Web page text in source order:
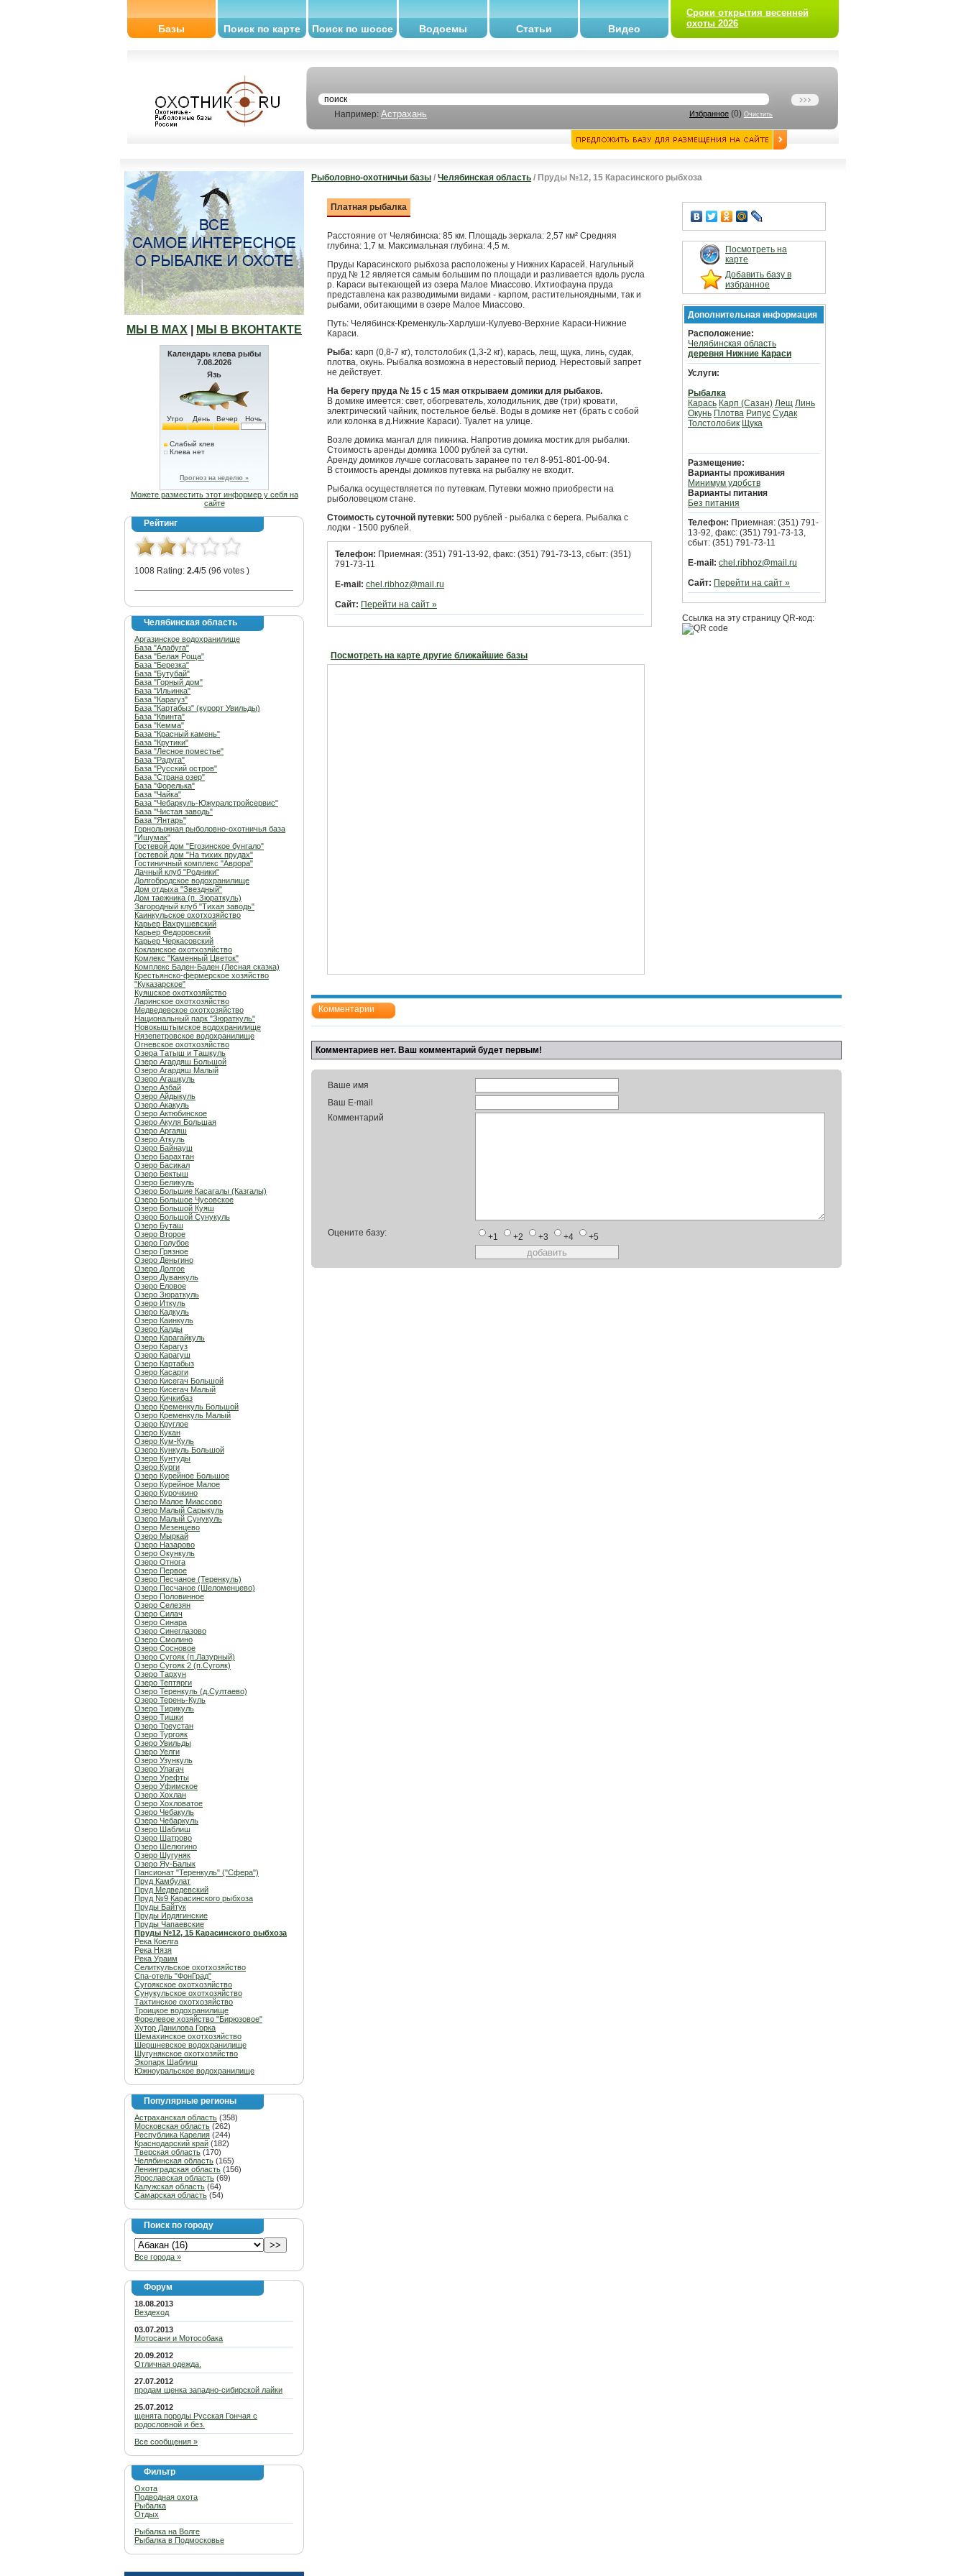
Базы Поиск по карте Поиск по шоссе Водоемы Статьи Видео
Сроки открытия весенней
охоты 2026
Например: Астрахань Избранное (0) Очистить
МЫ В МАХ МЫ В ВКОНТАКТЕ
Календарь клева рыбы
7.08.2026
Язь
Утро День Вечер Ночь
Слабый клев
Клева нет
Прогноз на неделю »
Можете разместить этот информер у себя на
сайте
Рейтинг
1008 Rating: 2.4/5 (96 votes )
Челябинская область
Аргазинское водохранилище
База "Алабуга"
База "Белая Роща"
База "Березка"
База "Бутубай"
База "Горный дом"
База "Ильинка"
База "Карагуз"
База "Картабыз" (курорт Увильды)
База "Квинта"
База "Кемма"
База "Красный камень"
База "Крутики"
База "Лесное поместье"
База "Радуга"
База "Русский остров"
База "Страна озер"
База "Форелька"
База "Чайка"
База "Чебаркуль-Южуралстройсервис"
База "Чистая заводь"
База "Янтарь"
Горнолыжная рыболовно-охотничья база
"Ишумак"
Гостевой дом "Егозинское бунгало"
Гостевой дом "На тихих прудах"
Гостиничный комплекс "Аврора"
Дачный клуб "Родники"
Долгобродское водохранилище
Дом отдыха "Звездный"
Дом таежника (п. Зюраткуль)
Загородный клуб "Тихая заводь"
Каинкульское охотхозяйство
Карьер Вахрушевский
Карьер Федоровский
Карьер Черкасовский
Кокланское охотхозяйство
Комлекс "Каменный Цветок"
Комплекс Баден-Баден (Лесная сказка)
Крестьянско-фермерское хозяйство
"Куказарское"
Куяшское охотхозяйство
Ларинское охотхозяйство
Медведевское охотхозяйство
Национальный парк "Зюраткуль"
Новокыштымское водохранилище
Нязепетровское водохранилище
Огневское охотхозяйство
Озера Татыш и Ташкуль
Озеро Агардяш Большой
Озеро Агардяш Малый
Озеро Агашкуль
Озеро Азбай
Озеро Айдыкуль
Озеро Акакуль
Озеро Актюбинское
Озеро Акуля Большая
Озеро Аргаяш
Озеро Аткуль
Озеро Байнауш
Озеро Барахтан
Озеро Басикал
Озеро Бектыш
Озеро Беликуль
Озеро Большие Касагалы (Казгалы)
Озеро Большое Чусовское
Озеро Большой Куяш
Озеро Большой Сунукуль
Озеро Буташ
Озеро Второе
Озеро Голубое
Озеро Грязное
Озеро Деньгино
Озеро Долгое
Озеро Дуванкуль
Озеро Еловое
Озеро Зюраткуль
Озеро Иткуль
Озеро Кадкуль
Озеро Каинкуль
Озеро Калды
Озеро Карагайкуль
Озеро Карагуз
Озеро Карагуш
Озеро Картабыз
Озеро Касарги
Озеро Кисегач Большой
Озеро Кисегач Малый
Озеро Кичкибаз
Озеро Кременкуль Большой
Озеро Кременкуль Малый
Озеро Круглое
Озеро Кукан
Озеро Кум-Куль
Озеро Кункуль Большой
Озеро Кунтуды
Озеро Курги
Озеро Курейное Большое
Озеро Курейное Малое
Озеро Курочкино
Озеро Малое Миассово
Озеро Малый Сарыкуль
Озеро Малый Сунукуль
Озеро Мезенцево
Озеро Мыркай
Озеро Назарово
Озеро Окункуль
Озеро Отнога
Озеро Первое
Озеро Песчаное (Теренкуль)
Озеро Песчаное (Шеломенцево)
Озеро Половинное
Озеро Селезян
Озеро Силач
Озеро Синара
Озеро Синеглазово
Озеро Смолино
Озеро Сосновое
Озеро Сугояк (п.Лазурный)
Озеро Сугояк 2 (п.Сугояк)
Озеро Тархун
Озеро Тептярги
Озеро Теренкуль (д.Султаево)
Озеро Терень-Куль
Озеро Тирикуль
Озеро Тишки
Озеро Треустан
Озеро Тургояк
Озеро Увильды
Озеро Уелги
Озеро Узункуль
Озеро Улагач
Озеро Урефты
Озеро Уфимское
Озеро Хохлан
Озеро Хохловатое
Озеро Чебакуль
Озеро Чебаркуль
Озеро Шаблиш
Озеро Шатрово
Озеро Шелюгино
Озеро Шугуняк
Озеро Яу-Балык
Пансионат "Теренкуль" ("Сфера")
Пруд Камбулат
Пруд Медведевский
Пруд №9 Карасинского рыбхоза
Пруды Байтук
Пруды Ирдягинские
Пруды Чапаевские
Пруды №12, 15 Карасинского рыбхоза
Река Коелга
Река Нязя
Река Ураим
Селиткульское охотхозяйство
Спа-отель "ФонГрад"
Сугоякское охотхозяйство
Сунукульское охотхозяйство
Тахтинское охотхозяйство
Троицкое водохранилище
Форелевое хозяйство "Бирюзовое"
Хутор Данилова Горка
Шемахинское охотхозяйство
Шершневское водохранилище
Шугунякское охотхозяйство
Экопарк Шаблиш
Южноуральское водохранилище
Популярные регионы
Астраханская область (358)
Московская область (262)
Республика Карелия (244)
Краснодарский край (182)
Тверская область (170)
Челябинская область (165)
Ленинградская область (156)
Ярославская область (69)
Калужская область (64)
Самарская область (54)
Поиск по городу
Все города »
Форум
18.08.2013
Вездеход
03.07.2013
Мотосани и Мотособака
20.09.2012
Отличная одежда.
27.07.2012
продам щенка западно-сибирской лайки
25.07.2012
щенята породы Русская Гончая с
родословной и без.
Все сообщения »
Фильтр
Охота
Подводная охота
Рыбалка
Отдых
Рыбалка на Волге
Рыбалка в Подмосковье
Рыболовно-охотничьи базы / Челябинская область / Пруды №12, 15 Карасинского рыбхоза
Платная рыбалка
Расстояние от Челябинска: 85 км. Площадь зеркала: 2,57 км² Средняя
глубина: 1,7 м. Максимальная глубина: 4,5 м.
Пруды Карасинского рыбхоза расположены у Нижних Карасей. Нагульный
пруд № 12 является самым большим по площади и разливается вдоль русла
р. Караси вытекающей из озера Малое Миассово. Ихтиофауна пруда
представлена как разводимыми видами - карпом, растительноядными, так и
рыбами, обитающими в озере Малое Миассово.
Путь: Челябинск-Кременкуль-Харлуши-Кулуево-Верхние Караси-Нижние
Караси.
Рыба: карп (0,8-7 кг), толстолобик (1,3-2 кг), карась, лещ, щука, линь, судак,
плотва, окунь. Рыбалка возможна в нерестовый период. Нерестовый запрет
не действует.
На берегу пруда № 15 с 15 мая открываем домики для рыбаков.
В домике имеется: свет, обогреватель, холодильник, две (три) кровати,
электрический чайник, постельное бельё. Воды в домике нет (брать с собой
или колонка в д.Нижние Караси). Туалет на улице.
Возле домика мангал для пикника. Напротив домика мостик для рыбалки.
Стоимость аренды домика 1000 рублей за сутки.
Аренду домиков лучше согласовать заранее по тел 8-951-801-00-94.
В стоимость аренды домиков путевка на рыбалку не входит.
Рыбалка осуществляется по путевкам. Путевки можно приобрести на
рыболовецком стане.
Стоимость суточной путевки: 500 рублей - рыбалка с берега. Рыбалка с
лодки - 1500 рублей.
Телефон: Приемная: (351) 791-13-92, факс: (351) 791-73-13, сбыт: (351)
791-73-11
E-mail: chel.ribhoz@mail.ru
Сайт: Перейти на сайт »
Посмотреть на карте другие ближайшие базы
Посмотреть на
карте
Добавить базу в
избранное
Дополнительная информация
Расположение:
Челябинская область
деревня Нижние Караси
Услуги:
Рыбалка
Карась Карп (Сазан) Лещ Линь
Окунь Плотва Рипус Судак
Толстолобик Щука
Размещение:
Варианты проживания
Минимум удобств
Варианты питания
Без питания
Телефон: Приемная: (351) 791-
13-92, факс: (351) 791-73-13,
сбыт: (351) 791-73-11
E-mail: chel.ribhoz@mail.ru
Сайт: Перейти на сайт »
Ссылка на эту страницу QR-код:
Комментарии
Комментариев нет. Ваш комментарий будет первым!
Ваше имя
Ваш E-mail
Комментарий
Оцените базу: +1 +2 +3 +4 +5